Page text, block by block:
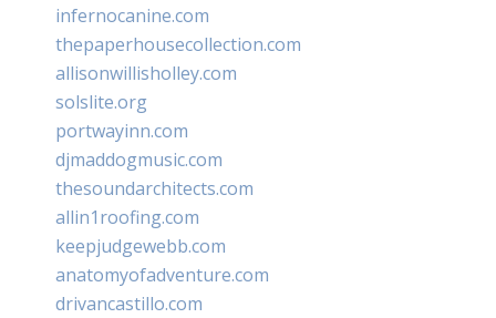
infernocanine.com
thepaperhousecollection.com
allisonwillisholley.com
solslite.org
portwayinn.com
djmaddogmusic.com
thesoundarchitects.com
allin1roofing.com
keepjudgewebb.com
anatomyofadventure.com
drivancastillo.com